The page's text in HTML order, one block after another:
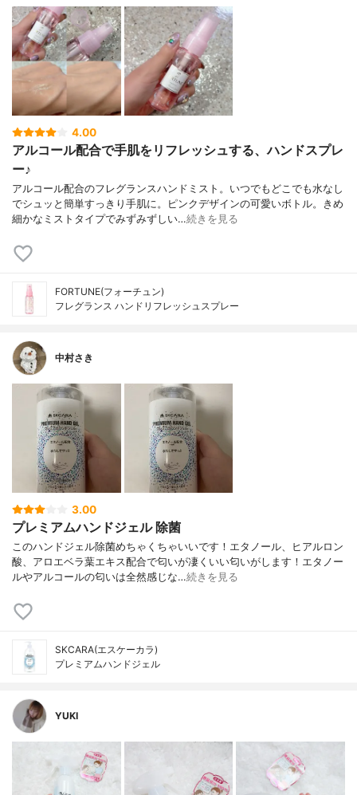
4.00
アルコール配合で手肌をリフレッシュする、ハンドスプレ
ー♪
アルコール配合のフレグランスハンドミスト。いつでもどこでも水なし
でシュッと簡単すっきり手肌に。ピンクデザインの可愛いボトル。きめ
細かなミストタイプでみずみずしい…続きを見る
FORTUNE(フォーチュン)
フレグランス ハンドリフレッシュスプレー
中村さき
3.00
プレミアムハンドジェル 除菌
このハンドジェル除菌めちゃくちゃいいです！エタノール、ヒアルロン
酸、アロエベラ葉エキス配合で匂いが凄くいい匂いがします！エタノー
ルやアルコールの匂いは全然感じな…続きを見る
SKCARA(エスケーカラ)
プレミアムハンドジェル
YUKI